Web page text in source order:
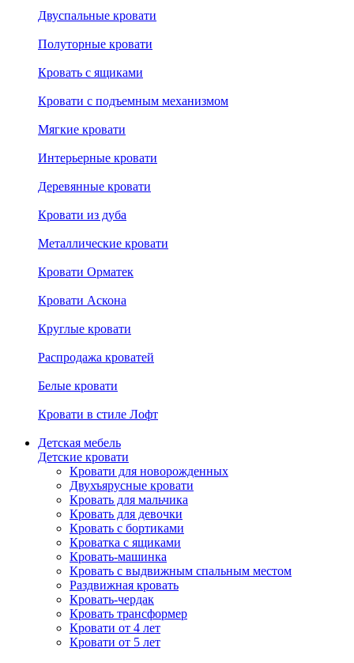
Двуспальные кровати
Полуторные кровати
Кровать с ящиками
Кровати с подъемным механизмом
Мягкие кровати
Интерьерные кровати
Деревянные кровати
Кровати из дуба
Металлические кровати
Кровати Орматек
Кровати Аскона
Круглые кровати
Распродажа кроватей
Белые кровати
Кровати в стиле Лофт
Детская мебель
Детские кровати
Кровати для новорожденных
Двухъярусные кровати
Кровать для мальчика
Кровать для девочки
Кровать с бортиками
Кроватка с ящиками
Кровать-машинка
Кровать с выдвижным спальным местом
Раздвижная кровать
Кровать-чердак
Кровать трансформер
Кровати от 4 лет
Кровати от 5 лет